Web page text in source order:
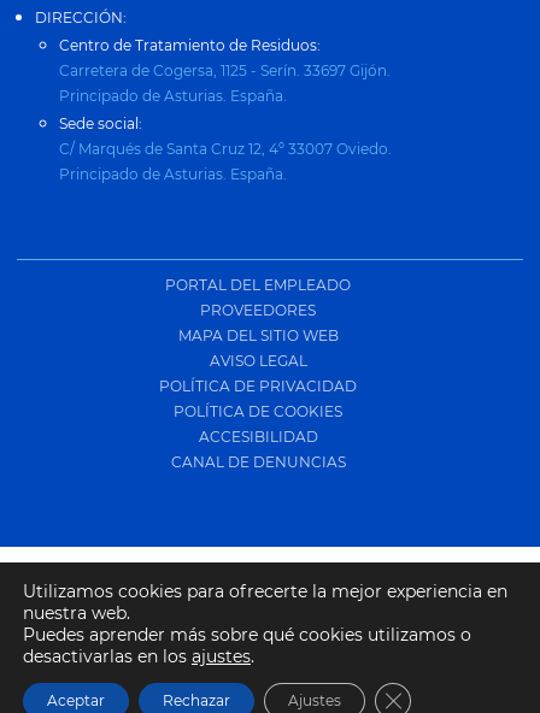
DIRECCIÓN:
Centro de Tratamiento de Residuos:
Carretera de Cogersa, 1125 - Serín. 33697 Gijón.
Principado de Asturias. España.
Sede social:
C/ Marqués de Santa Cruz 12, 4º 33007 Oviedo.
Principado de Asturias. España.
PORTAL DEL EMPLEADO
PROVEEDORES
MAPA DEL SITIO WEB
AVISO LEGAL
POLÍTICA DE PRIVACIDAD
POLÍTICA DE COOKIES
ACCESIBILIDAD
CANAL DE DENUNCIAS
Copyright © 2024 | TODOS LOS DERECHOS RESERVADOS | Diseño: Simêtriko |
Desarrollo: Tragsatec
Utilizamos cookies para ofrecerte la mejor experiencia en
nuestra web.
Puedes aprender más sobre qué cookies utilizamos o
desactivarlas en los ajustes.
Aceptar Rechazar Ajustes Cerrar el banner